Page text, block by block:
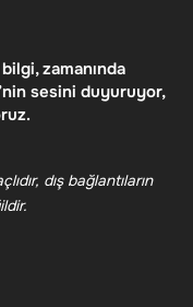
zamanında
sesini duyuruyor,
dış bağlantıların